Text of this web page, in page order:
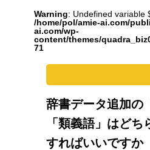
Warning: Undefined variable
/home/pol/amie-ai.com/
ai.com/wp-
content/themes/
71
Warning : Undefined
辞書データ追加の
「類義語」はどち
すればいいですか